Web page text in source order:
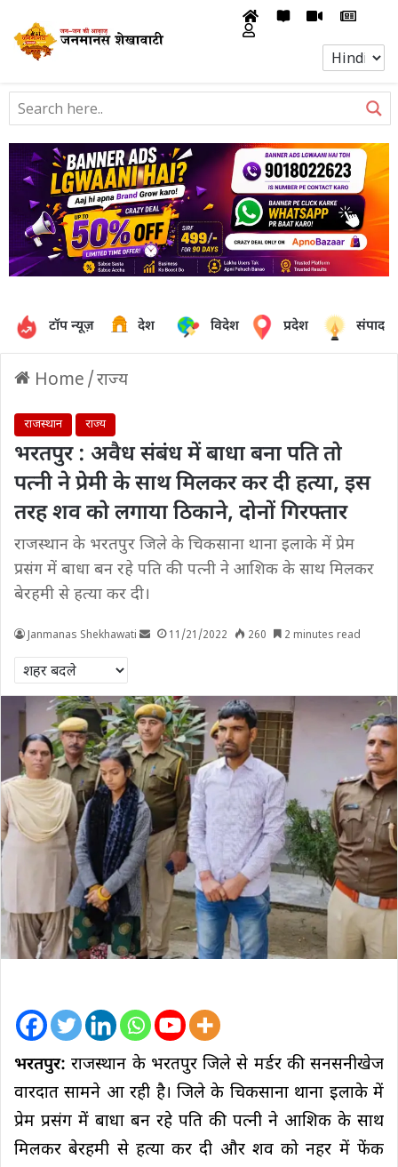
टॉप न्यूज़ देश विदेश प्रदेश
Home /राज्य
राजस्थान राज्य
भरतपुर : अवैध संबंध में बाधा बना पति तो
पत्नी ने प्रेमी के साथ मिलकर कर दी हत्या, इस
तरह शव को लगाया ठिकाने, दोनों गिरफ्तार
राजस्थान के भरतपुर जिले के चिकसाना थाना इलाके में प्रेम
प्रसंग में बाधा बन रहे पति की पत्नी ने आशिक के साथ मिलकर
बेरहमी से हत्या कर दी।
Janmanas Shekhawati 11/21/2022 260 2 minutes read
भरतपुर: राजस्थान के भरतपुर जिले से मर्डर की सनसनीखेज
वारदात सामने आ रही है। जिले के चिकसाना थाना इलाके में
प्रेम प्रसंग में बाधा बन रहे पति की पत्नी ने आशिक के साथ
मिलकर बेरहमी से हत्या कर दी और शव को नहर में फेंक